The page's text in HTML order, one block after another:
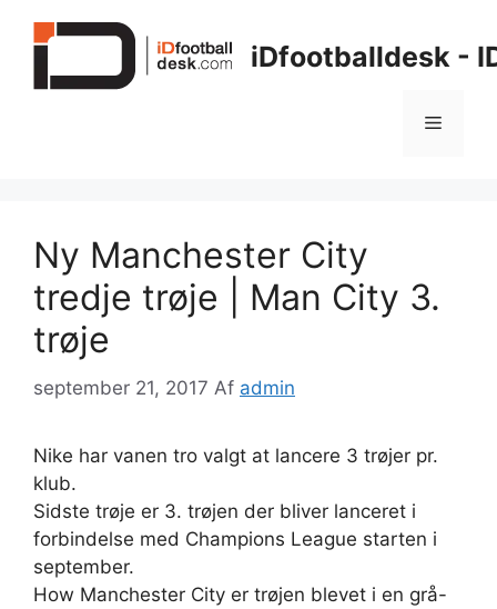
iDfootballdesk -
Menu
Ny Manchester City
tredje trøje | Man City 3.
trøje
september 21, 2017 Af admin
Nike har vanen tro valgt at lancere 3 trøjer pr.
klub.
Sidste trøje er 3. trøjen der bliver lanceret i
forbindelse med Champions League starten i
september.
How Manchester City er trøjen blevet i en grå-